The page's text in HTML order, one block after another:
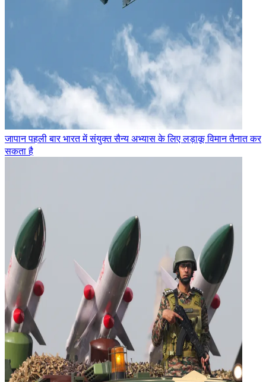
जापान पहली बार भारत में संयुक्त सैन्य अभ्यास के लिए लड़ाकू विमान तैनात कर
सकता है